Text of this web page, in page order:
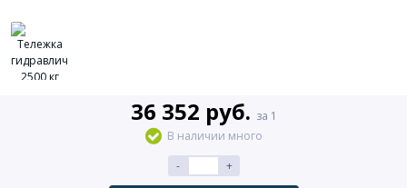
36 352 руб. за 1
В наличии много
-
+